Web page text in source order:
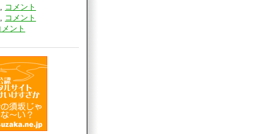
コメント
コメント
メント